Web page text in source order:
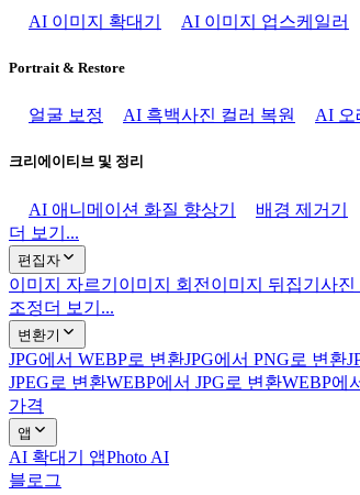
AI 이미지 확대기 AI 이미지 업스케일러
Portrait & Restore
얼굴 보정 AI 흑백사진 컬러 복원 AI 오
크리에이티브 및 정리
AI 애니메이션 화질 향상기 배경 제거기
더 보기...
편집자
이미지 자르기 이미지 회전 이미지 뒤집기 사진
조정더 보기...
변환기
JPG에서 WEBP로 변환JPG에서 PNG로 변환
JPEG로 변환WEBP에서 JPG로 변환WEBP에
가격
앱
AI 확대기 앱Photo AI
블로그